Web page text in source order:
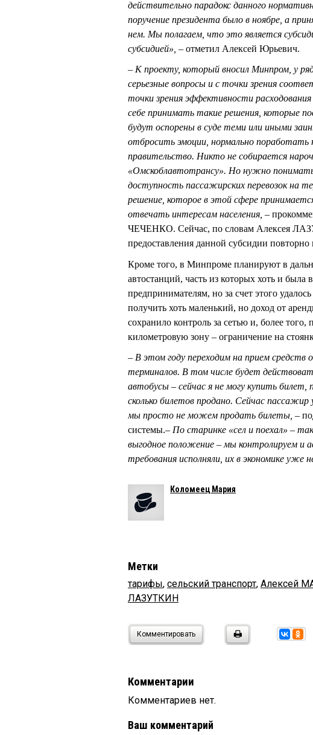
действительно парадокс данного
поручение президента было в ноябре, а
нем. Мы полагаем, что это является
субсидией», – отметил Алексей Юрьевич.
– К проекту, который вносил Минпром, у
серьезные вопросы и с точки зрения
точки зрения эффективности
себе принимать такие решения, которые
будут оспорены в суде теми или иными
отбросить эмоции, нормально поработать
правительство. Никто не собирается
«Омскоблавтотрансу». Но нужно
доступность пассажирских перевозок на
решение, которое в этой сфере
отвечать интересам населения, –
ЧЕЧЕНКО. Сейчас, по словам Алексея
предоставления данной субсидии
Кроме того, в Минпроме планируют в
автостанций, часть из которых хоть и
предпринимателям, но за счет этого
получить хоть маленький, но доход от
сохранило контроль за сетью и, более того,
километровую зону – ограничение на
– В этом году переходим на прием
терминалов. В том числе будет
автобусы – сейчас я не могу купить
сколько билетов продано. Сейчас
мы просто не можем продать билеты, –
системы.– По старинке «сел и поехал» –
выгодное положение – мы контролируем и
требования исполняли, их в экономике
Коломеец Мария
Метки
тарифы, сельский транспорт, Алексей
ЛАЗУТКИН
Комментировать
Комментарии
Комментариев нет.
Ваш комментарий